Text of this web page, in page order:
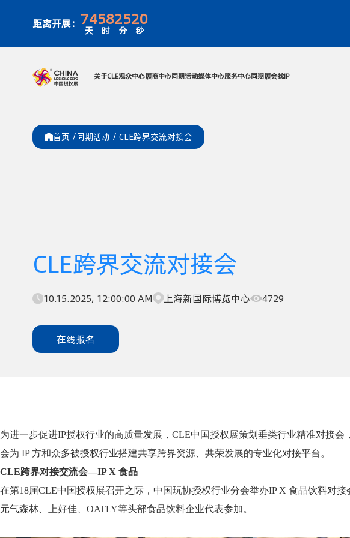
距离开展： 74
天
58
时
25
分
20
秒
首页 /同期活动 / CLE跨界交流对接会
CLE跨界交流对接会
10.15.2025, 12:00:00 AM 上海新国际博览中心 4729
在线报名
为进一步促进IP授权行业的高质量发展，CLE中国授权展策划垂类行业精准对接
会为 IP 方和众多被授权行业搭建共享跨界资源、共荣发展的专业化对接平台。
CLE跨界对接交流会—IP X 食品
在第18届CLE中国授权展召开之际，中国玩协授权行业分会举办IP X 食品饮料对
元气森林、上好佳、OATLY等头部食品饮料企业代表参加。